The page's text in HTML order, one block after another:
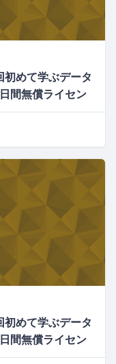
めて学ぶデータ
間無償ライセン
めて学ぶデータ
間無償ライセン